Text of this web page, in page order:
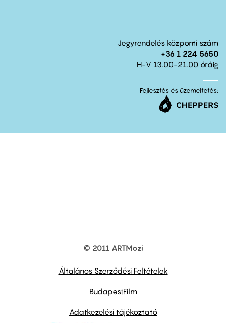
Jegyrendelés központi szám
+36 1 224 5650
H-V 13.00-21.00 óráig
Fejlesztés és üzemeltetés:
© 2011 ARTMozi
Általános Szerződési Feltételek
BudapestFilm
Adatkezelési tájékoztató